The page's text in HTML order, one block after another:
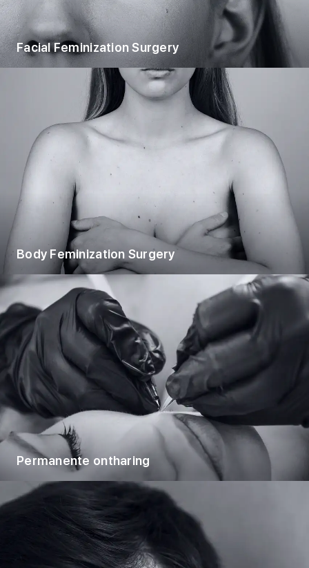
Facial Feminization Surgery
Body Feminization Surgery
Permanente ontharing